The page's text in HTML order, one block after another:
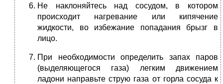
Не наклоняйтесь над сосудом, в котором
происходит нагревание или кипячение
жидкости, во избежание попадания брызг в
лицо.
При необходимости определить запах паров
(выделяющегося газа) легким движением
ладони направьте струю газа от горла сосуда к